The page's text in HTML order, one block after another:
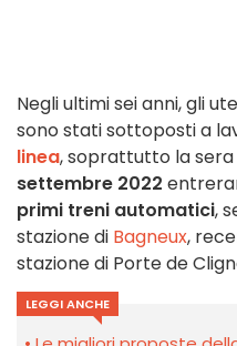
Negli ultimi sei anni, gli
sono stati sottoposti a
linea, soprattutto la sera
settembre 2022
primi treni automatici,
stazione di Bagneux,
stazione di Porte de
LEGGI ANCHE